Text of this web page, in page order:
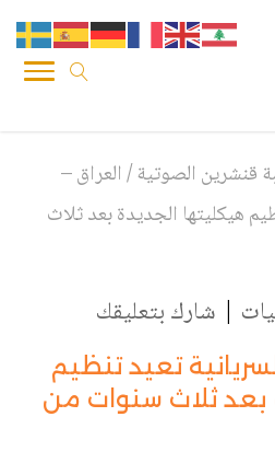
قنشرين الصوتية/العراق –
هيكليتها الجديدة بعد ثلاث
| شارك بتعليقك
تعيد تنظيم
بعد ثلاث سنوات من